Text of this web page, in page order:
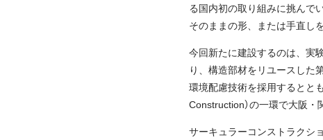
る国内初の取り組みに挑んで
そのままの形、または手直し
今回新たに建設するのは、実
り、構造部材をリユースした
環境配慮技術を採用するとと
Construction）の一環で大阪・
サーキュラーコンストラクシ